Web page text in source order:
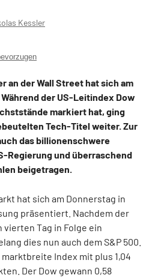
Kessler
an der Wall Street hat sich am
der US-Leitindex Dow
markiert hat, ging
Tech-Titel weiter. Zur
das billionenschwere
Regierung und überraschend
beigetragen.
hat sich am Donnerstag in
präsentiert. Nachdem der
Tag in Folge ein
dies nun auch dem S&P 500.
Index mit plus 1,04
Der Dow gewann 0,58